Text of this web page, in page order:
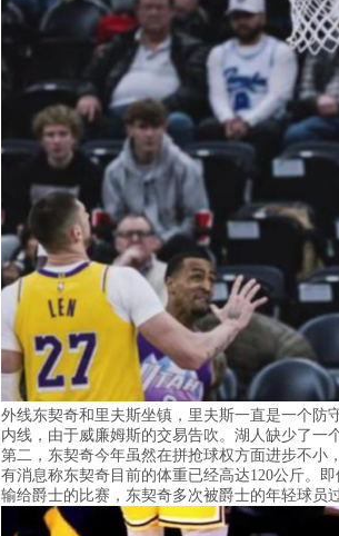
外线东契奇和里夫斯坐镇，里夫斯一直是一个防
内线，由于威廉姆斯的交易告吹。湖人缺少了一
第二，东契奇今年虽然在拼抢球权方面进步不小
有消息称东契奇目前的体重已经高达120公斤。
输给爵士的比赛，东契奇多次被爵士的年轻球员